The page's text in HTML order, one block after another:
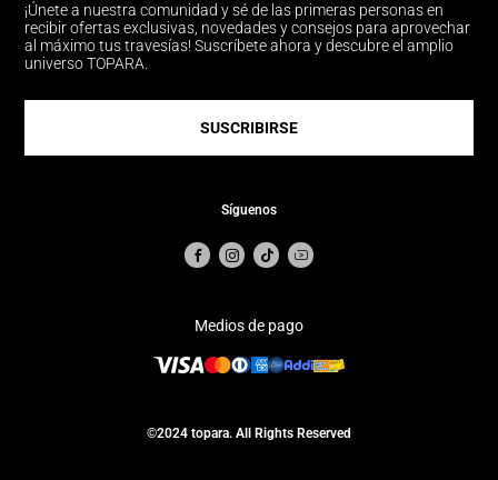
¡Únete a nuestra comunidad y sé de las primeras personas en
recibir ofertas exclusivas, novedades y consejos para aprovechar
al máximo tus travesías! Suscríbete ahora y descubre el amplio
universo TOPARA.
SUSCRIBIRSE
Síguenos
Medios de pago
©2024 topara. All Rights Reserved